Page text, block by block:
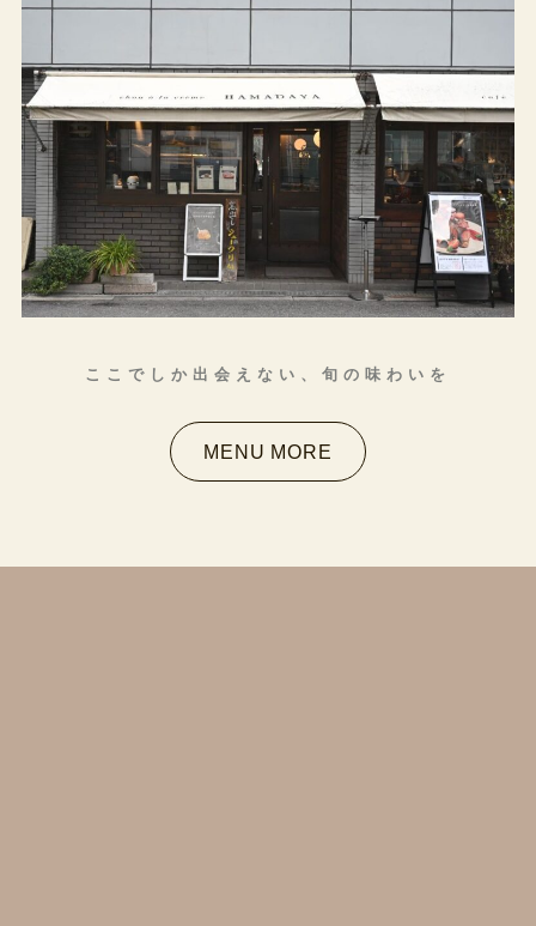
ここでしか出会えない、旬の味わいを
MENU MORE